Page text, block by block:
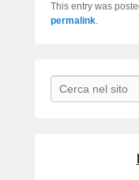
This entry was
permalink.
Search